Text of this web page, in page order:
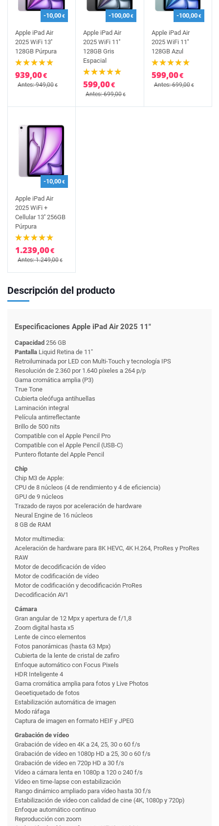
-10,00€
Apple iPad Air
2025 WiFi 13''
128GB Púrpura
939,00€
Antes: 949,00€
-100,00€
Apple iPad Air
2025 WiFi 11''
128GB Gris
Espacial
599,00€
Antes: 699,00€
-100,00€
Apple iPad Air
2025 WiFi 11''
128GB Azul
599,00€
Antes: 699,00€
-10,00€
Apple iPad Air
2025 WiFi +
Cellular 13'' 256GB
Púrpura
1.239,00€
Antes: 1.249,00€
Descripción del producto
Especificaciones Apple iPad Air 2025 11"
Capacidad 256 GB
Pantalla Liquid Retina de 11"
Retroiluminada por LED con Multi-Touch y tecnología IPS
Resolución de 2.360 por 1.640 píxeles a 264 p/p
Gama cromática amplia (P3)
True Tone
Cubierta oleófuga antihuellas
Laminación integral
Película antirreflectante
Brillo de 500 nits
Compatible con el Apple Pencil Pro
Compatible con el Apple Pencil (USB-C)
Puntero flotante del Apple Pencil
Chip
Chip M3 de Apple:
CPU de 8 núcleos (4 de rendimiento y 4 de eficiencia)
GPU de 9 núcleos
Trazado de rayos por aceleración de hardware
Neural Engine de 16 núcleos
8 GB de RAM
Motor multimedia:
Aceleración de hardware para 8K HEVC, 4K H.264, ProRes y ProRes
RAW
Motor de decodificación de vídeo
Motor de codificación de vídeo
Motor de codificación y decodificación ProRes
Decodificación AV1
Cámara
Gran angular de 12 Mpx y apertura de f/1,8
Zoom digital hasta x5
Lente de cinco elementos
Fotos panorámicas (hasta 63 Mpx)
Cubierta de la lente de cristal de zafiro
Enfoque automático con Focus Pixels
HDR Inteligente 4
Gama cromática amplia para fotos y Live Photos
Geoetiquetado de fotos
Estabilización automática de imagen
Modo ráfaga
Captura de imagen en formato HEIF y JPEG
Grabación de vídeo
Grabación de vídeo en 4K a 24, 25, 30 o 60 f/s
Grabación de vídeo en 1080p HD a 25, 30 o 60 f/s
Grabación de vídeo en 720p HD a 30 f/s
Vídeo a cámara lenta en 1080p a 120 o 240 f/s
Vídeo en time-lapse con estabili­zación
Rango dinámico ampliado para vídeo hasta 30 f/s
Estabilización de vídeo con calidad de cine (4K, 1080p y 720p)
Enfoque automático continuo
Reproducción con zoom